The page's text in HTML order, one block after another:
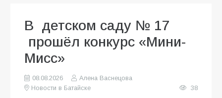
В детском саду № 17
прошёл конкурс «Мини-
Мисс»
08.08.2026
Алена Васнецова
Новости в Батайске
38